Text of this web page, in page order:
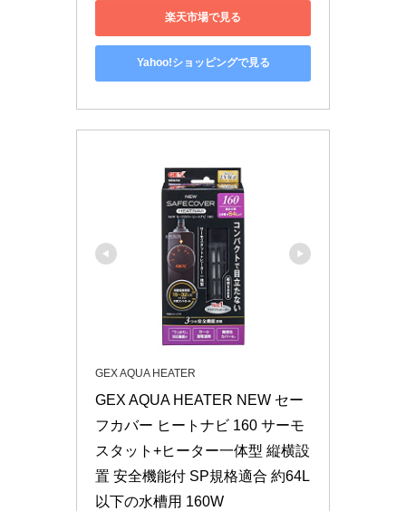
楽天市場で見る
Yahoo!ショッピングで見る
GEX AQUA HEATER
GEX AQUA HEATER NEW セー
フカバー ヒートナビ 160 サーモ
スタット+ヒーター一体型 縦横設
置 安全機能付 SP規格適合 約64L
以下の水槽用 160W